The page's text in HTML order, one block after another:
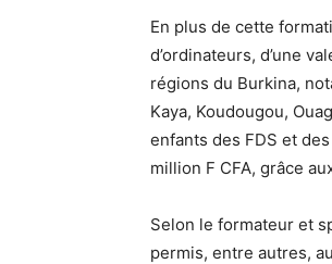
En plus de cette
d’ordinateurs, d’une
régions du Burkina,
Kaya, Koudougou,
enfants des FDS et
million F CFA, grâce
Selon le formateur et
permis, entre autres,